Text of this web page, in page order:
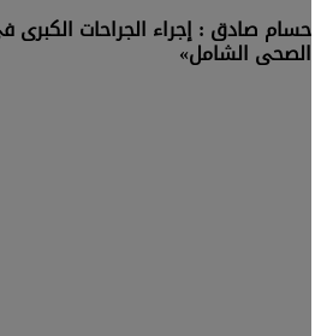
حسام صادق : إجراء الجراحات
الصحى الشامل»